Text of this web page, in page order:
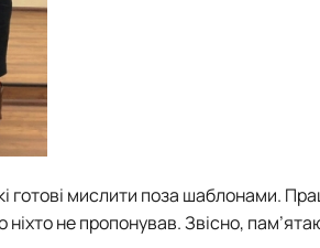
готові мислити поза шаблонами.
ніхто не пропонував. Звісно,